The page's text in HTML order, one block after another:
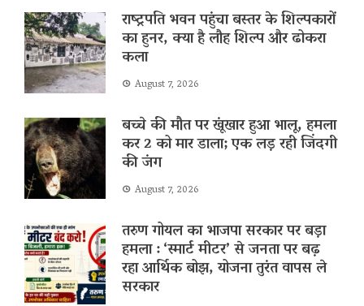
राष्ट्रपति भवन पहुंचा बस्तर के शिल्पकारों
का हुनर, क्या है लौह शिल्प और ढोकरा
कला
August 7, 2026
बच्चे की मौत पर खूंखार हुआ भालू, हमला
कर 2 को मार डाला; एक लड़ रही जिंदगी
की जंग
August 7, 2026
तरुण गोयल का भाजपा सरकार पर बड़ा
हमला : ‘स्मार्ट मीटर’ से जनता पर बढ़
रहा आर्थिक बोझ, योजना तुरंत वापस ले
सरकार